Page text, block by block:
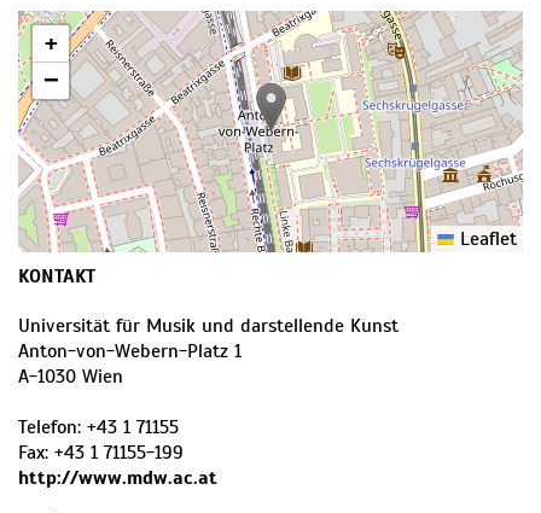
+
−
Leaflet
KONTAKT
Universität für Musik und darstellende Kunst
Anton-von-Webern-Platz 1
A-1030 Wien
Telefon: +43 1 71155
Fax: +43 1 71155-199
http://www.mdw.ac.at